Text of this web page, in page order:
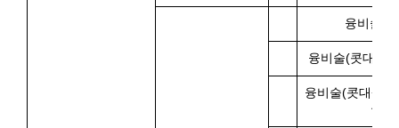
융비술 (
융비술(콧대+코
융비술(콧대+코
골 )